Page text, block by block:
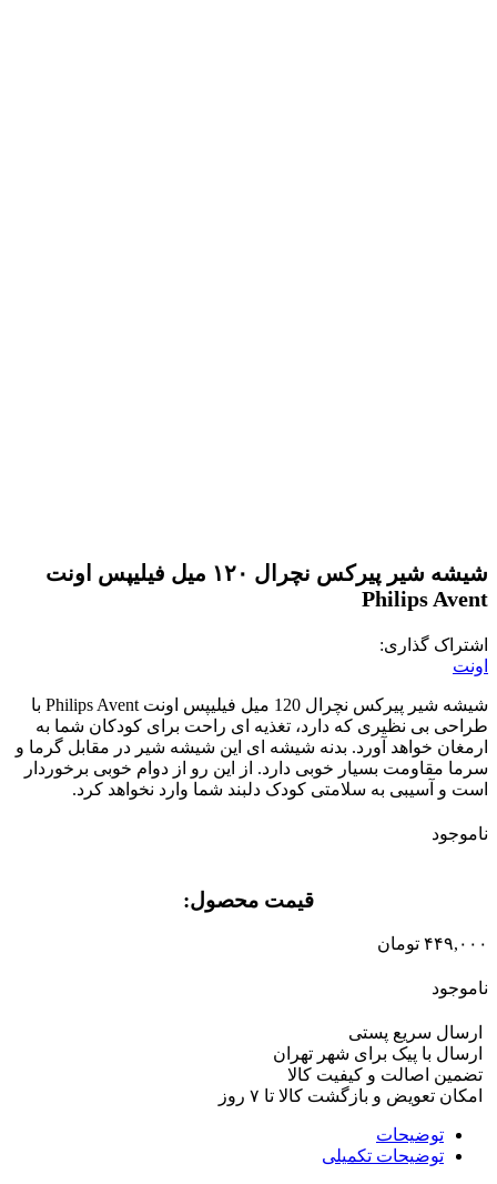
شیشه شیر پیرکس نچرال ۱۲۰ میل فیلیپس اونت
Philips Avent
اشتراک گذاری:
اونت
شیشه شیر پیرکس نچرال 120 میل فیلیپس اونت Philips Avent با
طراحی بی نظیری که دارد، تغذیه ای راحت برای کودکان شما به
ارمغان خواهد آورد. بدنه شیشه ای این شیشه شیر در مقابل گرما و
سرما مقاومت بسیار خوبی دارد. از این رو از دوام خوبی برخوردار
است و آسیبی به سلامتی کودک دلبند شما وارد نخواهد کرد.
ناموجود
قیمت محصول:​
۴۴۹,۰۰۰ تومان
ناموجود
ارسال سریع پستی
ارسال با پیک برای شهر تهران
تضمین اصالت و کیفیت کالا
امکان تعویض و بازگشت کالا تا ۷ روز
توضیحات
توضیحات تکمیلی